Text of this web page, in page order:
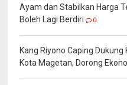
Ayam dan Stabilkan Harga
Boleh Lagi Berdiri
0
Kang Riyono Caping
Kota Magetan, Dorong